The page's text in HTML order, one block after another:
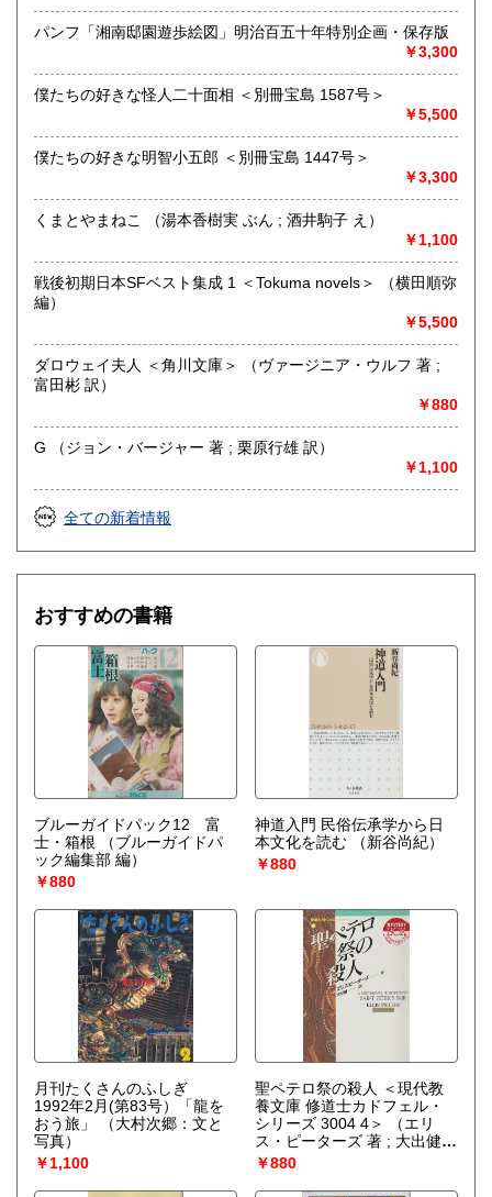
沿線名：しなの鉄道
営業時間：12:00〜17:00
定休日：火・水曜日(夏季:毎日営業、冬季:天気次第)
◇近隣であれば書籍の買取をしています。少数であれば店へ
の持ち込み、あるいは量が多い場合はまずは電話などで相談
買取が出来る本とそうでない本があります、メール・電話等
で連絡頂ければと思います。
取り扱い分野
哲学宗教、歴史、社会科学、美術工芸、外国文学、趣味、サ
ブカルチャー、古書一般（その他）
パンフ「湘南邸園遊歩絵図」明治百五十年特別企画・保存版
￥3,300
僕たちの好きな怪人二十面相 ＜別冊宝島 1587号＞
￥5,500
僕たちの好きな明智小五郎 ＜別冊宝島 1447号＞
￥3,300
くまとやまねこ （湯本香樹実 ぶん ; 酒井駒子 え）
￥1,100
戦後初期日本SFベスト集成 1 ＜Tokuma novels＞ （横田順弥
編）
￥5,500
ダロウェイ夫人 ＜角川文庫＞ （ヴァージニア・ウルフ 著 ;
富田彬 訳）
￥880
G （ジョン・バージャー 著 ; 栗原行雄 訳）
￥1,100
全ての新着情報
おすすめの書籍
ブルーガイドパック12 富
士・箱根
（ブルーガイドパ
ック編集部 編）
￥880
神道入門 民俗伝承学から日
本文化を読む
（新谷尚紀）
￥880
月刊たくさんのふしぎ
1992年2月(第83号）「龍を
おう旅」
（大村次郷：文と
写真）
￥1,100
聖ペテロ祭の殺人 ＜現代教
養文庫 修道士カドフェル・
シリーズ 3004 4＞
（エリ
ス・ピーターズ 著 ; 大出健
訳）
￥880